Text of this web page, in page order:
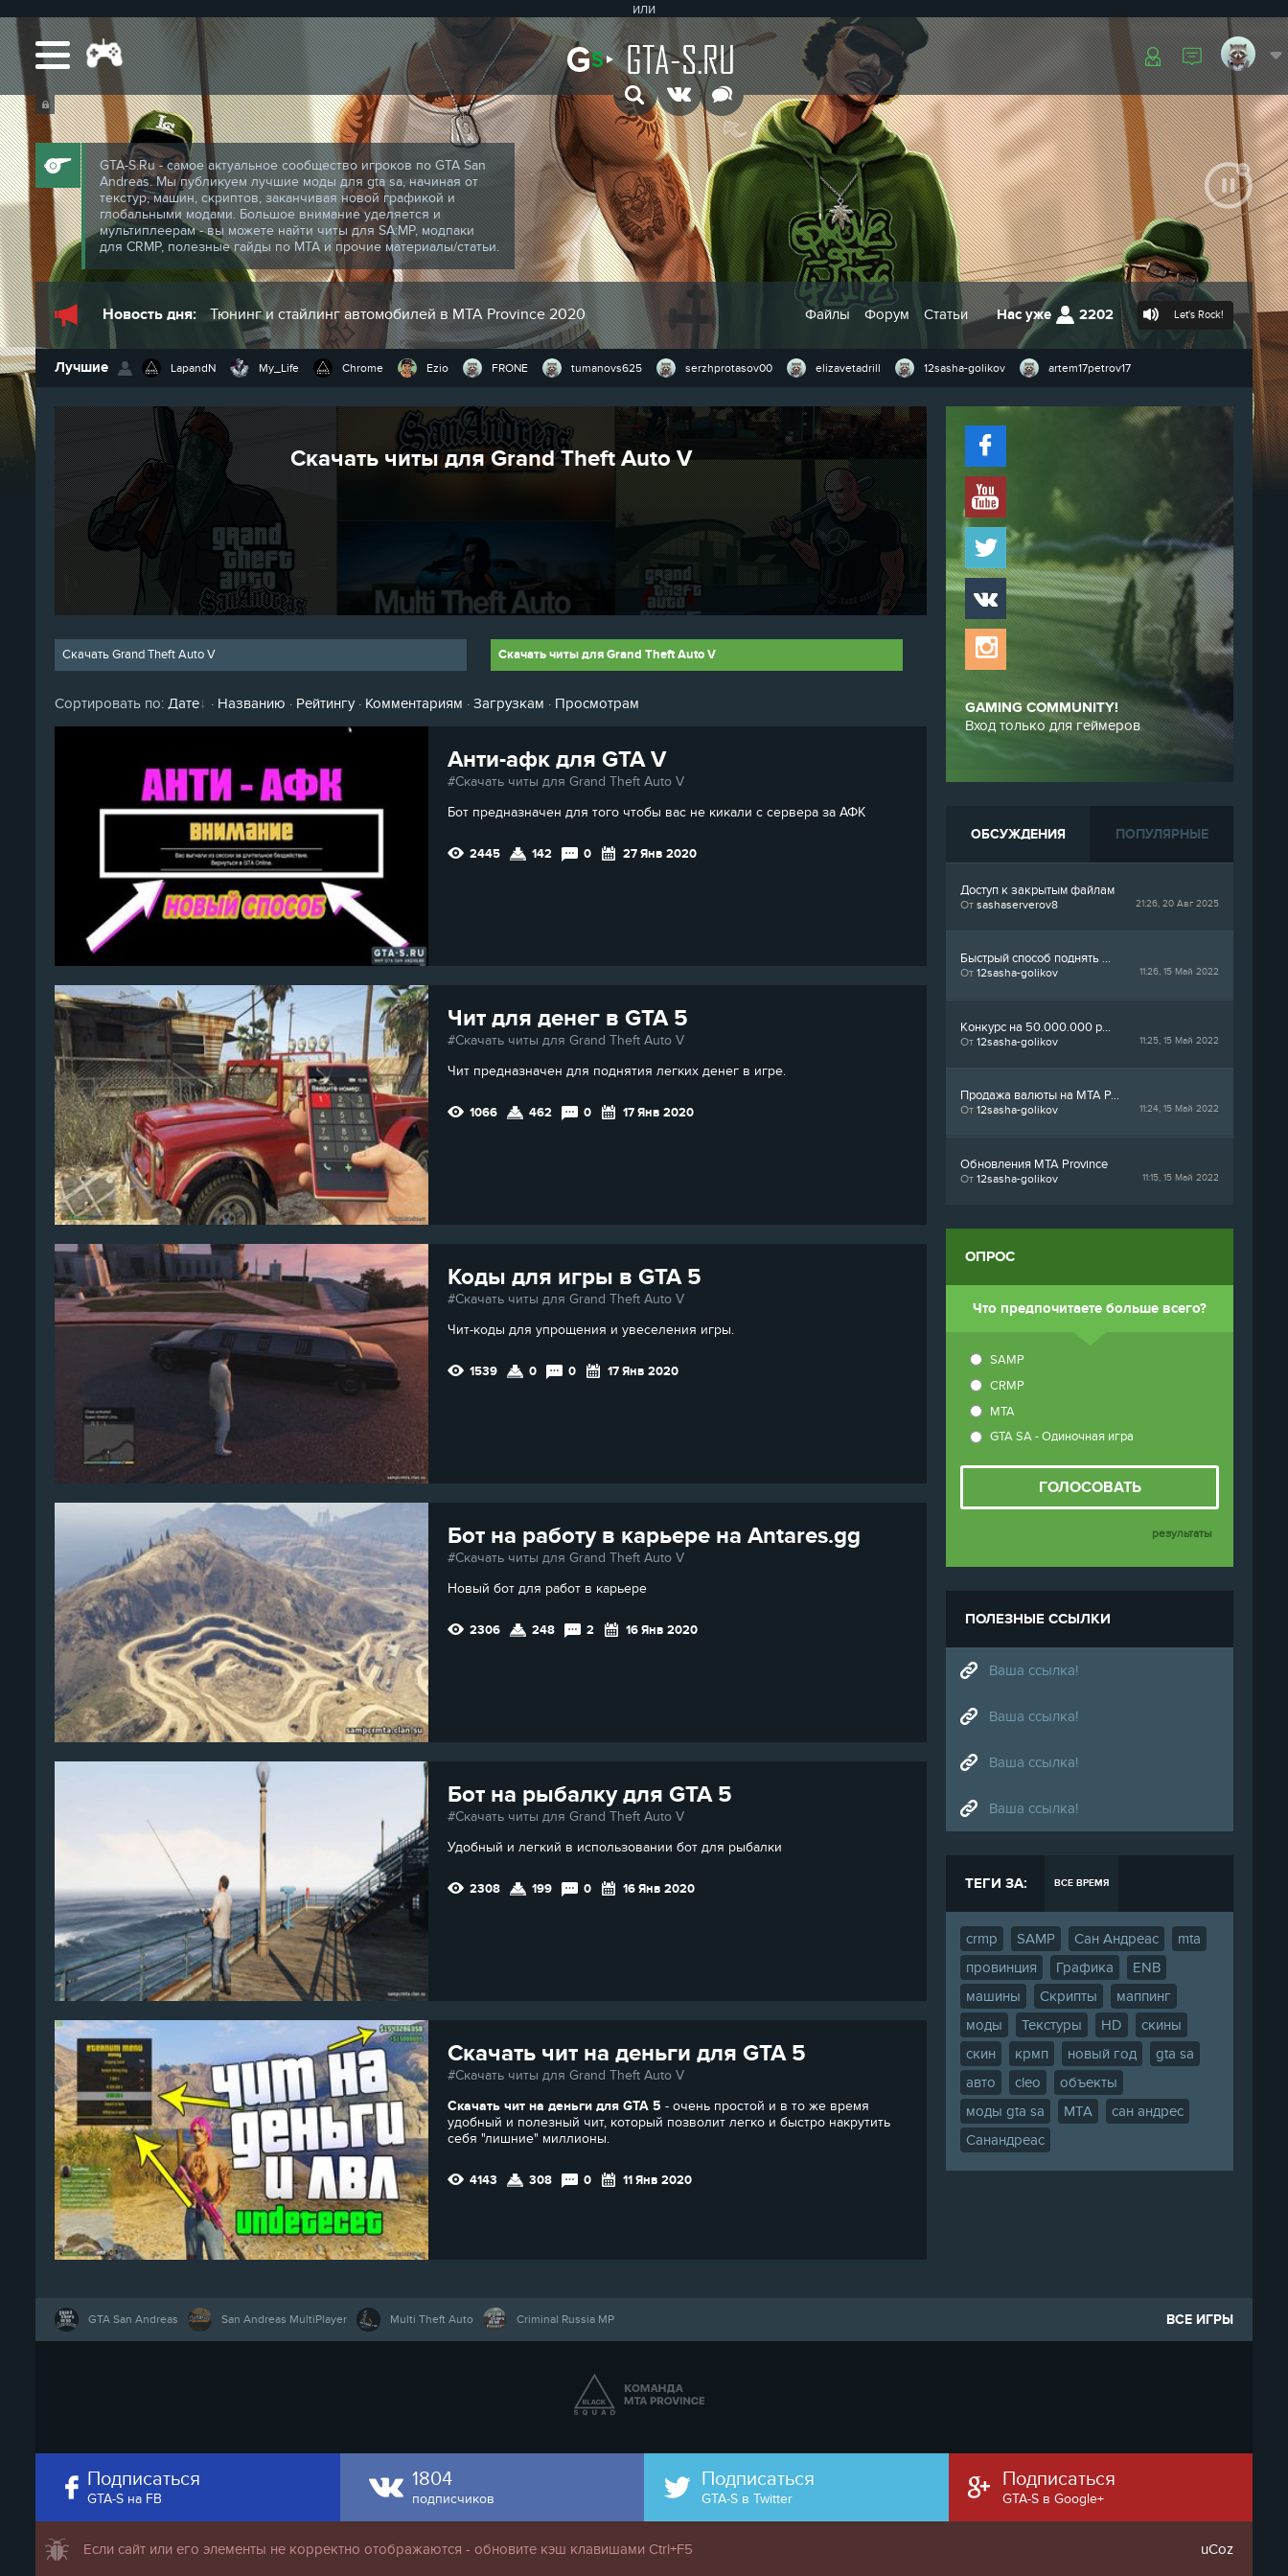
или
ЧАТ
GTA-S.RU
GTA-S.Ru - самое актуальное сообщество игроков по GTA San
Andreas. Мы публикуем лучшие моды для gta sa, начиная от
текстур, машин, скриптов, заканчивая новой графикой и
глобальными модами. Большое внимание уделяется и
мультиплеерам - вы можете найти читы для SA:MP, модпаки
для CRMP, полезные гайды по MTA и прочие материалы/статьи.
Новость дня: Тюнинг и стайлинг автомобилей в MTA Province 2020 Let's Rock!
Нас уже 2202
Статьи
Форум
Файлы
Лучшие LapandN My_Life Chrome Ezio FRONE tumanovs625 serzhprotasov00 elizavetadrill 12sasha-golikov artem17petrov17
Скачать читы для Grand Theft Auto V
Скачать Grand Theft Auto V Скачать читы для Grand Theft Auto V
Сортировать по: Дате · Названию · Рейтингу· Комментариям · Загрузкам · Просмотрам
10
Анти-афк для GTA V
Скачать читы для Grand Theft Auto V
Бот предназначен для того чтобы вас не кикали с сервера за АФК
2445 142 0 27 Янв 2020
3
Чит для денег в GTA 5
Скачать читы для Grand Theft Auto V
Чит предназначен для поднятия легких денег в игре.
1066 462 0 17 Янв 2020
7
Коды для игры в GTA 5
Скачать читы для Grand Theft Auto V
Чит-коды для упрощения и увеселения игры.
1539 0 0 17 Янв 2020
24
Бот на работу в карьере на Antares.gg
Скачать читы для Grand Theft Auto V
Новый бот для работ в карьере
2306 248 2 16 Янв 2020
6
Бот на рыбалку для GTA 5
Скачать читы для Grand Theft Auto V
Удобный и легкий в использовании бот для рыбалки
2308 199 0 16 Янв 2020
Скачать чит на деньги для GTA 5
Скачать читы для Grand Theft Auto V
Скачать чит на деньги для GTA 5 - очень простой и в то же время
удобный и полезный чит, который позволит легко и быстро накрутить
себя "лишние" миллионы.
4143 308 0 11 Янв 2020
GAMING COMMUNITY!
Вход только для геймеров
ОБСУЖДЕНИЯ ПОПУЛЯРНЫЕ
Доступ к закрытым файлам
От sashaserverov8 21:26, 20 Авг 2025
Быстрый способ поднять ...
От 12sasha-golikov 11:26, 15 Май 2022
Конкурс на 50.000.000 р...
От 12sasha-golikov 11:25, 15 Май 2022
Продажа валюты на MTA P...
От 12sasha-golikov 11:24, 15 Май 2022
Обновления MTA Province
От 12sasha-golikov 11:15, 15 Май 2022
ОПРОС
Что предпочитаете больше всего?
SAMP
CRMP
MTA
GTA SA - Одиночная игра
ГОЛОСОВАТЬ
результаты
ПОЛЕЗНЫЕ ССЫЛКИ
Ваша ссылка!
Ваша ссылка!
Ваша ссылка!
Ваша ссылка!
ТЕГИ ЗА: ВСЕ ВРЕМЯ
crmp SAMP Сан Андреас
mta
провинция
Графика
ENB
машины
Скрипты
маппинг
моды
Текстуры HD
скины
скин
крмп новый год
gta sa
авто
cleo
объекты
моды gta sa
МТА
сан андрес
Санандреас
GTA San Andreas San Andreas MultiPlayer Multi Theft Auto Criminal Russia MP ВСЕ ИГРЫ
Подписаться
GTA-S на FB
1804
подписчиков
Подписаться
GTA-S в Twitter
Подписаться
GTA-S в Google+
uCoz
Если сайт или его элементы не корректно отображаются - обновите кэш клавишами Ctrl+F5